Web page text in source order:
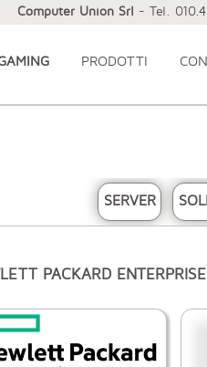
Computer Union Srl - Tel.
PRODOTTI
SERVER
PACKARD ENTERPRISE